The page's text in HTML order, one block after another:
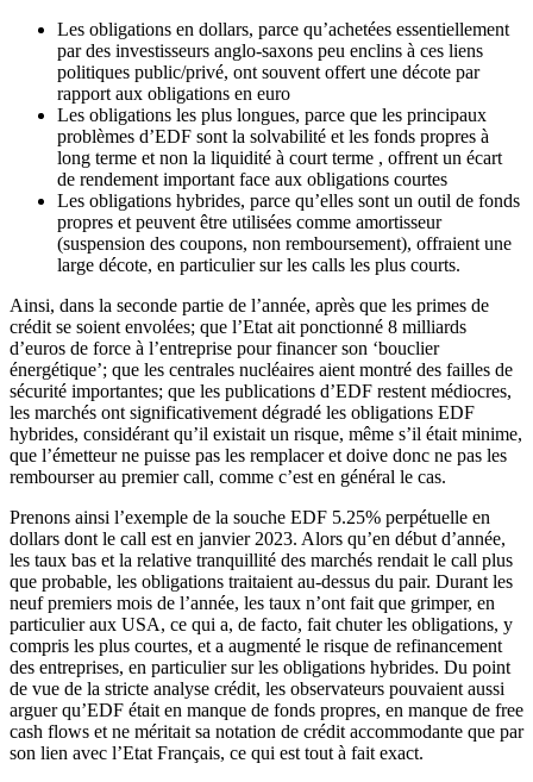
Les obligations en dollars, parce qu’achetées essentiellement
par des investisseurs anglo-saxons peu enclins à ces liens
politiques public/privé, ont souvent offert une décote par
rapport aux obligations en euro
Les obligations les plus longues, parce que les principaux
problèmes d’EDF sont la solvabilité et les fonds propres à
long terme et non la liquidité à court terme , offrent un écart
de rendement important face aux obligations courtes
Les obligations hybrides, parce qu’elles sont un outil de fonds
propres et peuvent être utilisées comme amortisseur
(suspension des coupons, non remboursement), offraient une
large décote, en particulier sur les calls les plus courts.
Ainsi, dans la seconde partie de l’année, après que les primes de
crédit se soient envolées; que l’Etat ait ponctionné 8 milliards
d’euros de force à l’entreprise pour financer son ‘bouclier
énergétique’; que les centrales nucléaires aient montré des failles de
sécurité importantes; que les publications d’EDF restent médiocres,
les marchés ont significativement dégradé les obligations EDF
hybrides, considérant qu’il existait un risque, même s’il était minime,
que l’émetteur ne puisse pas les remplacer et doive donc ne pas les
rembourser au premier call, comme c’est en général le cas.
Prenons ainsi l’exemple de la souche EDF 5.25% perpétuelle en
dollars dont le call est en janvier 2023. Alors qu’en début d’année,
les taux bas et la relative tranquillité des marchés rendait le call plus
que probable, les obligations traitaient au-dessus du pair. Durant les
neuf premiers mois de l’année, les taux n’ont fait que grimper, en
particulier aux USA, ce qui a, de facto, fait chuter les obligations, y
compris les plus courtes, et a augmenté le risque de refinancement
des entreprises, en particulier sur les obligations hybrides. Du point
de vue de la stricte analyse crédit, les observateurs pouvaient aussi
arguer qu’EDF était en manque de fonds propres, en manque de free
cash flows et ne méritait sa notation de crédit accommodante que par
son lien avec l’Etat Français, ce qui est tout à fait exact.